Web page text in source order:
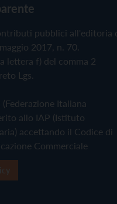
pubblici all'editoria
2017, n. 70.
lettera f) del comma 2
Lgs.
Italiana
allo IAP (Istituto
accettando il Codice di
Commerciale